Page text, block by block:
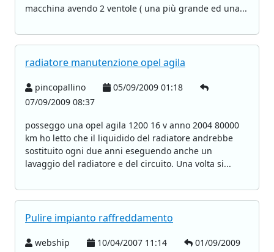
macchina avendo 2 ventole ( una più grande ed una...
radiatore manutenzione opel agila
pincopallino
05/09/2009 01:18
07/09/2009 08:37
posseggo una opel agila 1200 16 v anno 2004 80000
km ho letto che il liquidido del radiatore andrebbe
sostituito ogni due anni eseguendo anche un
lavaggio del radiatore e del circuito. Una volta si...
Pulire impianto raffreddamento
webship 10/04/2007 11:14
01/09/2009